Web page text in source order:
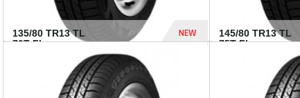
135/80 TR13 TL
70T FI...
NEW
145/80 TR13 TL
75T FI...